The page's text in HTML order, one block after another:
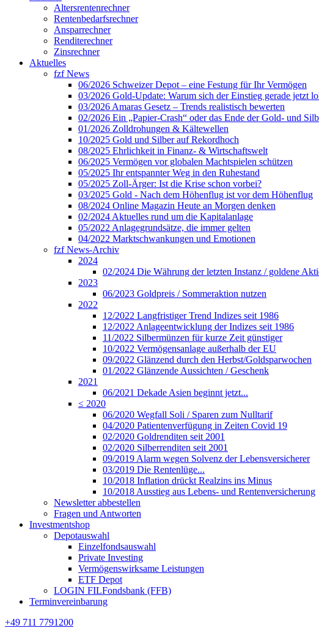
Altersrentenrechner
Rentenbedarfsrechner
Ansparrechner
Renditerechner
Zinsrechner
Aktuelles
fzf News
06/2026 Schweizer Depot – eine Festung für Ihr Vermögen
03/2026 Gold-Update: Warum sich der Einstieg gerade jetzt
03/2026 Amaras Gesetz – Trends realistisch bewerten
02/2026 Ein „Papier-Crash“ oder das Ende der Gold- und
01/2026 Zolldrohungen & Kältewellen
10/2025 Gold und Silber auf Rekordhoch
08/2025 Ehrlichkeit in Finanz- & Wirtschaftswelt
06/2025 Vermögen vor globalen Machtspielen schützen
05/2025 Ihr entspannter Weg in den Ruhestand
05/2025 Zoll-Ärger: Ist die Krise schon vorbei?
03/2025 Gold - Nach dem Höhenflug ist vor dem Höhenflug
08/2024 Online Magazin Heute an Morgen denken
02/2024 Aktuelles rund um die Kapitalanlage
05/2022 Anlagegrundsätze, die immer gelten
04/2022 Marktschwankungen und Emotionen
fzf News-Archiv
2024
02/2024 Die Währung der letzten Instanz / goldene
2023
06/2023 Goldpreis / Sommeraktion nutzen
2022
12/2022 Langfristiger Trend Indizes seit 1986
12/2022 Anlageentwicklung der Indizes seit 1986
11/2022 Silbermünzen für kurze Zeit günstiger
10/2022 Vermögensanlage außerhalb der EU
09/2022 Glänzend durch den Herbst/Goldsparwochen
01/2022 Glänzende Aussichten / Geschenk
2021
06/2021 Dekade Asien beginnt jetzt...
≤ 2020
06/2020 Wegfall Soli / Sparen zum Nulltarif
04/2020 Patientenverfügung in Zeiten Covid 19
02/2020 Goldrenditen seit 2001
02/2020 Silberrenditen seit 2001
09/2019 Alarm wegen Solvenz der Lebensversicherer
03/2019 Die Rentenlüge...
10/2018 Inflation drückt Realzins ins Minus
10/2018 Ausstieg aus Lebens- und Rentenversicherung
Newsletter abbestellen
Fragen und Antworten
Investmentshop
Depotauswahl
Einzelfondsauswahl
Private Investing
Vermögenswirksame Leistungen
ETF Depot
LOGIN FILFondsbank (FFB)
Terminvereinbarung
+49 711 7791200